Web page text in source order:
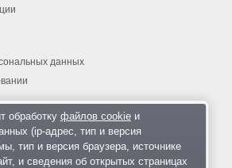
данных
применяются рекомендательные
обработку файлов cookieи
(ip-адрес, тип и версия
тип и версия браузера, источнике
и сведения об открытых страницах